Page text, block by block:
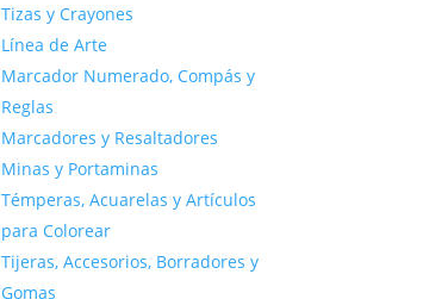
Tizas y Crayones
Línea de Arte
Marcador Numerado, Compás y
Reglas
Marcadores y Resaltadores
Minas y Portaminas
Témperas, Acuarelas y Artículos
para Colorear
Tijeras, Accesorios, Borradores y
Gomas